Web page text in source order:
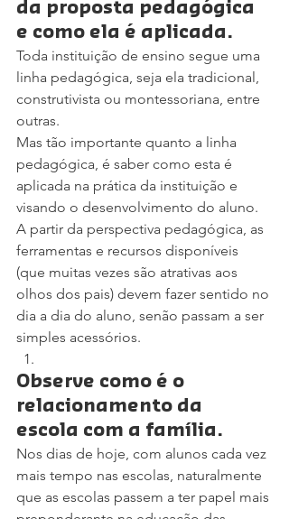
da proposta pedagógica
e como ela é aplicada.
Toda instituição de ensino segue uma
linha pedagógica, seja ela tradicional,
construtivista ou montessoriana, entre
outras.
Mas tão importante quanto a linha
pedagógica, é saber como esta é
aplicada na prática da instituição e
visando o desenvolvimento do aluno.
A partir da perspectiva pedagógica, as
ferramentas e recursos disponíveis
(que muitas vezes são atrativas aos
olhos dos pais) devem fazer sentido no
dia a dia do aluno, senão passam a ser
simples acessórios.
Observe como é o
relacionamento da
escola com a família.
Nos dias de hoje, com alunos cada vez
mais tempo nas escolas, naturalmente
que as escolas passem a ter papel mais